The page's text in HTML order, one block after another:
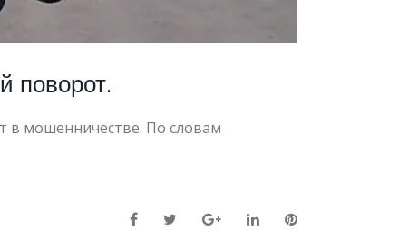
поворот.
в мошенничестве. По словам
FacebookTwitter Google+LinkedIn